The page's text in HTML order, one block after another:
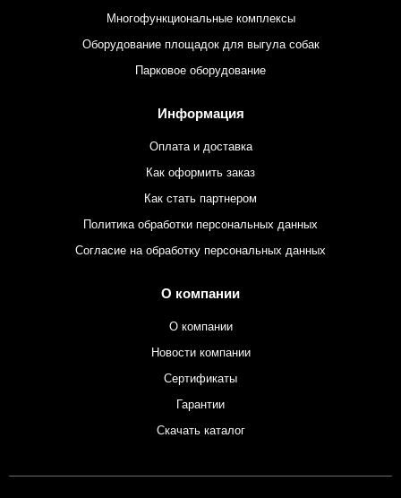
Многофункциональные комплексы
Оборудование площадок для выгула собак
Парковое оборудование
Информация
Оплата и доставка
Как оформить заказ
Как стать партнером
Политика обработки персональных данных
Согласие на обработку персональных данных
О компании
О компании
Новости компании
Сертификаты
Гарантии
Скачать каталог